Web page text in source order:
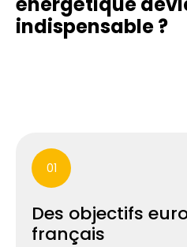
indispensable ?
01
Des objectifs
français